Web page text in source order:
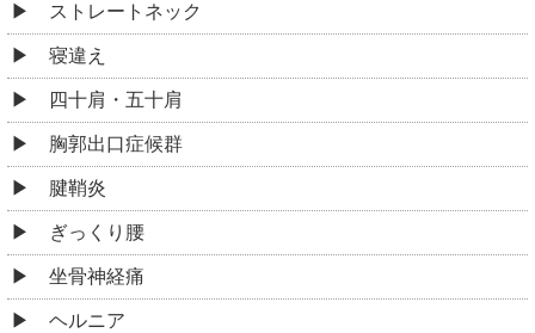
ストレートネック
寝違え
四十肩・五十肩
胸郭出口症候群
腱鞘炎
ぎっくり腰
坐骨神経痛
ヘルニア